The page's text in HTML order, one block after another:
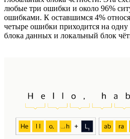
любые три ошибки и около 96%
ошибками. К оставшимся 4%
четыре ошибки приходится на одну
блока данных и локальный блок